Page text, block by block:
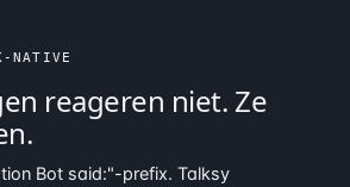
NATIVE
reageren niet. Ze
.
Bot said:"-prefix. Talksy